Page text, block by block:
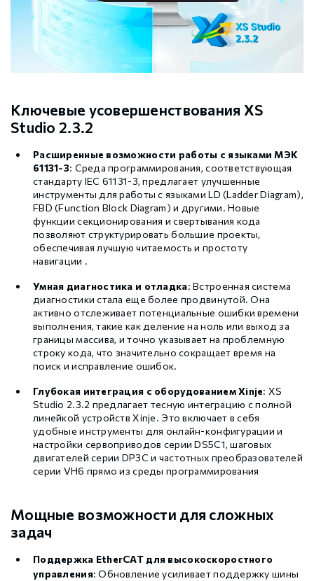
Ключевые усовершенствования XS
Studio 2.3.2
Расширенные возможности работы с языками МЭК
61131-3: Среда программирования, соответствующая
стандарту IEC 61131-3, предлагает улучшенные
инструменты для работы с языками LD (Ladder Diagram),
FBD (Function Block Diagram) и другими. Новые
функции секционирования и свертывания кода
позволяют структурировать большие проекты,
обеспечивая лучшую читаемость и простоту
навигации .
Умная диагностика и отладка: Встроенная система
диагностики стала еще более продвинутой. Она
активно отслеживает потенциальные ошибки времени
выполнения, такие как деление на ноль или выход за
границы массива, и точно указывает на проблемную
строку кода, что значительно сокращает время на
поиск и исправление ошибок.
Глубокая интеграция с оборудованием Xinje: XS
Studio 2.3.2 предлагает тесную интеграцию с полной
линейкой устройств Xinje. Это включает в себя
удобные инструменты для онлайн-конфигурации и
настройки сервоприводов серии DS5C1, шаговых
двигателей серии DP3C и частотных преобразователей
серии VH6 прямо из среды программирования
Мощные возможности для сложных
задач
Поддержка EtherCAT для высокоскоростного
управления: Обновление усиливает поддержку шины